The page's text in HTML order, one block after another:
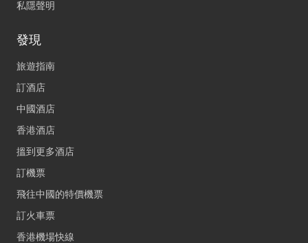
私隱聲明
發現
旅遊指南
訂酒店
中國酒店
香港酒店
搵到更多酒店
訂機票
飛往中國的特價機票
訂火車票
香港機場快線